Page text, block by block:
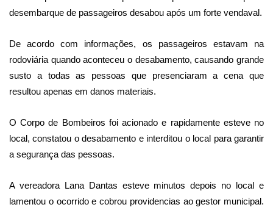
desembarque de passageiros desabou após um forte vendaval.
De acordo com informações, os passageiros estavam na
rodoviária quando aconteceu o desabamento, causando grande
susto a todas as pessoas que presenciaram a cena que
resultou apenas em danos materiais.
O Corpo de Bombeiros foi acionado e rapidamente esteve no
local, constatou o desabamento e interditou o local para garantir
a segurança das pessoas.
A vereadora Lana Dantas esteve minutos depois no local e
lamentou o ocorrido e cobrou providencias ao gestor municipal.